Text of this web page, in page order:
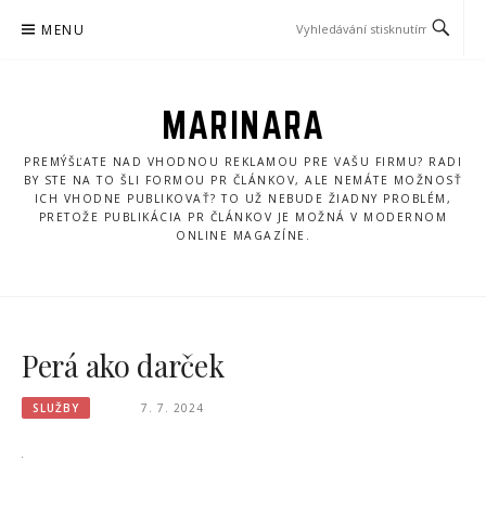
MENU
MARINARA
PREMÝŠĽATE NAD VHODNOU REKLAMOU PRE VAŠU FIRMU? RADI
BY STE NA TO ŠLI FORMOU PR ČLÁNKOV, ALE NEMÁTE MOŽNOSŤ
ICH VHODNE PUBLIKOVAŤ? TO UŽ NEBUDE ŽIADNY PROBLÉM,
PRETOŽE PUBLIKÁCIA PR ČLÁNKOV JE MOŽNÁ V MODERNOM
ONLINE MAGAZÍNE.
Perá ako darček
SLUŽBY 7. 7. 2024